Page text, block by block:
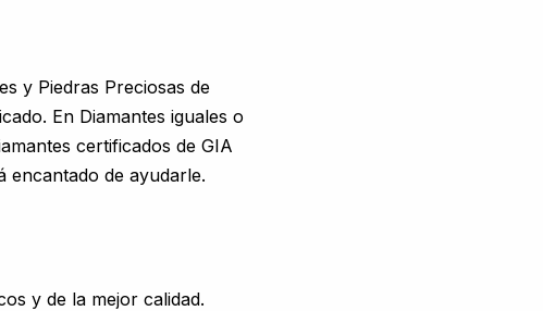
y Piedras Preciosas de
En Diamantes iguales o
certificados de GIA
encantado de ayudarle.
y de la mejor calidad.